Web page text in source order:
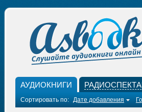
АУДИОКНИГИ
Сортировать по: Дате добавления